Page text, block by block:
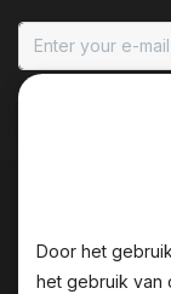
Door het
het gebruik van